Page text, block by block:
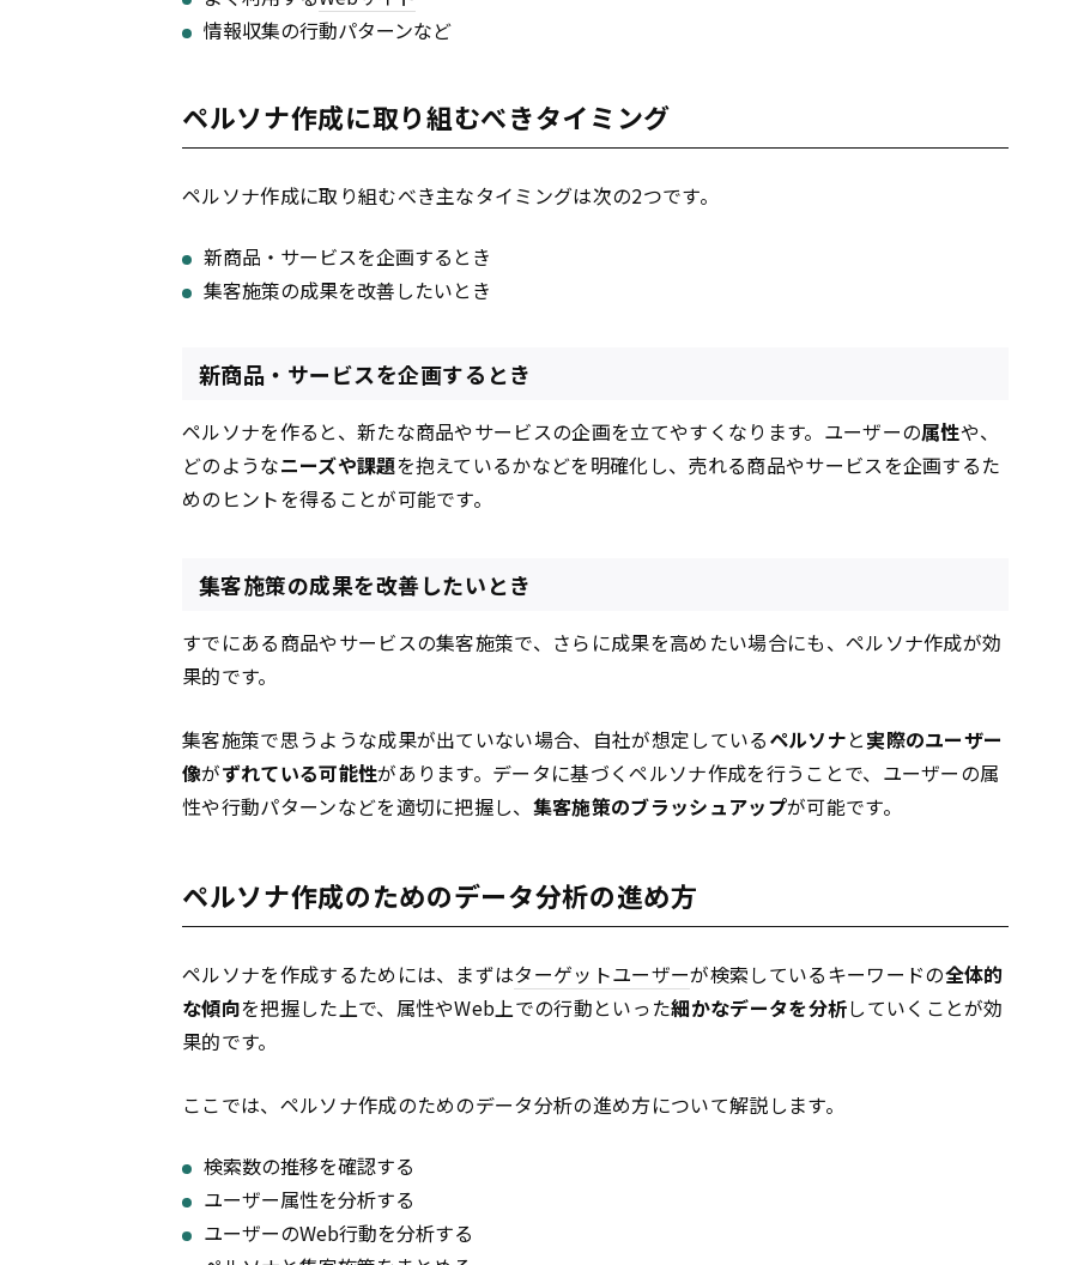
情報収集の行動パターンなど
ペルソナ作成に取り組むべきタイミング
ペルソナ作成に取り組むべき主なタイミングは次の2つです。
新商品・サービスを企画するとき
集客施策の成果を改善したいとき
新商品・サービスを企画するとき
ペルソナを作ると、新たな商品やサービスの企画を立てやすくなります。ユーザーの属性や、
どのようなニーズや課題を抱えているかなどを明確化し、売れる商品やサービスを企画するた
めのヒントを得ることが可能です。
集客施策の成果を改善したいとき
すでにある商品やサービスの集客施策で、さらに成果を高めたい場合にも、ペルソナ作成が効
果的です。
集客施策で思うような成果が出ていない場合、自社が想定しているペルソナと実際のユーザー
像がずれている可能性があります。データに基づくペルソナ作成を行うことで、ユーザーの属
性や行動パターンなどを適切に把握し、 集客施策のブラッシュアップが可能です。
ペルソナ作成のためのデータ分析の進め方
ペルソナを作成するためには、まずはターゲットユーザーが検索しているキーワードの全体的
な傾向を把握した上で、属性やWeb上での行動といった細かなデータを分析していくことが効
果的です。
ここでは、ペルソナ作成のためのデータ分析の進め方について解説します。
検索数の推移を確認する
ユーザー属性を分析する
ユーザーのWeb行動を分析する